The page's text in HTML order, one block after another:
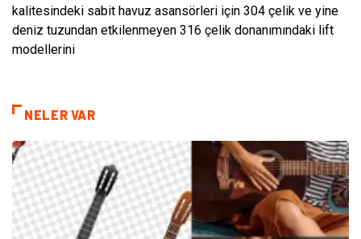
kalitesindeki sabit havuz asansörleri için 304 çelik ve yine
deniz tuzundan etkilenmeyen 316 çelik donanımındaki lift
modellerini
NELER VAR